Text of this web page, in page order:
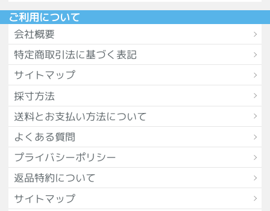
ご利用について
会社概要
特定商取引法に基づく表記
サイトマップ
採寸方法
送料とお支払い方法について
よくある質問
プライバシーポリシー
返品特約について
サイトマップ